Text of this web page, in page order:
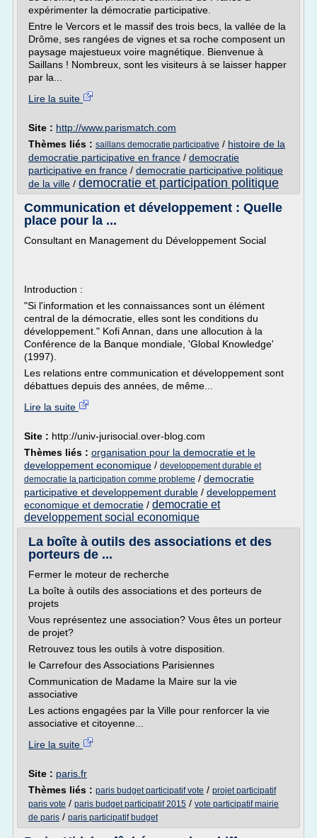
expérimenter la démocratie participative.
Entre le Vercors et le massif des trois becs, la vallée de la
Drôme, ses rangées de vignes et sa roche composent un
paysage majestueux voire magnétique. Bienvenue à
Saillans ! Nombreux, sont les visiteurs à se laisser happer
par la...
Lire la suite
Site : http://www.parismatch.com
Thèmes liés : saillans democratie participative / histoire de la
democratie participative en france / democratie
participative en france / democratie participative politique
de la ville / democratie et participation politique
Communication et développement : Quelle
place pour la ...
Consultant en Management du Développement Social
Introduction :
"Si l'information et les connaissances sont un élément
central de la démocratie, elles sont les conditions du
développement." Kofi Annan, dans une allocution à la
Conférence de la Banque mondiale, 'Global Knowledge'
(1997).
Les relations entre communication et développement sont
débattues depuis des années, de même...
Lire la suite
Site : http://univ-jurisocial.over-blog.com
Thèmes liés : organisation pour la democratie et le
developpement economique / developpement durable et
democratie la participation comme probleme / democratie
participative et developpement durable / developpement
economique et democratie / democratie et
developpement social economique
La boîte à outils des associations et des
porteurs de ...
Fermer le moteur de recherche
La boîte à outils des associations et des porteurs de
projets
Vous représentez une association? Vous êtes un porteur
de projet?
Retrouvez tous les outils à votre disposition.
le Carrefour des Associations Parisiennes
Communication de Madame la Maire sur la vie
associative
Les actions engagées par la Ville pour renforcer la vie
associative et citoyenne...
Lire la suite
Site : paris.fr
Thèmes liés : paris budget participatif vote / projet participatif
paris vote / paris budget participatif 2015 / vote participatif mairie
de paris / paris participatif budget